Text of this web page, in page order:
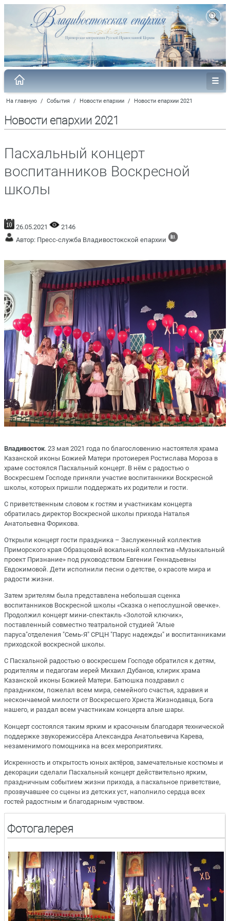
На главную / События / Новости епархии / Новости епархии 2021
Новости епархии 2021
Пасхальный концерт
воспитанников Воскресной
школы
26.05.2021
2146
Автор: Пресс-служба Владивостокской епархии
Владивосток. 23 мая 2021 года по благословению настоятеля храма
Казанской иконы Божией Матери протоиерея Ростислава Мороза в
храме состоялся Пасхальный концерт. В нём с радостью о
Воскресшем Господе приняли участие воспитанники Воскресной
школы, которых пришли поддержать их родители и гости.
С приветственным словом к гостям и участникам концерта
обратилась директор Воскресной школы прихода Наталья
Анатольевна Форикова.
Открыли концерт гости праздника – Заслуженный коллектив
Приморского края Образцовый вокальный коллектив «Музыкальный
проект Признание» под руководством Евгении Геннадьевны
Евдокимовой. Дети исполнили песни о детстве, о красоте мира и
радости жизни.
Затем зрителям была представлена небольшая сценка
воспитанников Воскресной школы «Сказка о непослушной овечке».
Продолжил концерт мини-спектакль «Золотой ключик»,
поставленный совместно театральной студией "Алые
паруса"отделения "Семь-Я" СРЦН "Парус надежды" и воспитанниками
приходской воскресной школы.
С Пасхальной радостью о воскресшем Господе обратился к детям,
родителям и педагогам иерей Михаил Дубанов, клирик храма
Казанской иконы Божией Матери. Батюшка поздравил с
праздником, пожелал всем мира, семейного счастья, здравия и
нескончаемой милости от Воскресшего Христа Жизнодавца, Бога
нашего, и раздал всем участникам концерта алые шары.
Концерт состоялся таким ярким и красочным благодаря технической
поддержке звукорежиссёра Александра Анатольевича Карева,
незаменимого помощника на всех мероприятиях.
Искренность и открытость юных актёров, замечательные костюмы и
декорации сделали Пасхальный концерт действительно ярким,
праздничным событием жизни прихода, а пасхальное приветствие,
прозвучавшее со сцены из детских уст, наполнило сердца всех
гостей радостным и благодарным чувством.
Фотогалерея